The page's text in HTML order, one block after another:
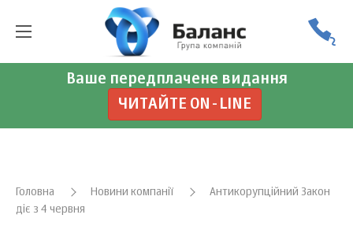
Ваше передплачене видання
ЧИТАЙТЕ ON-LINE
Головна Новини компанії
Антикорупційний Закон
діє з 4 червня